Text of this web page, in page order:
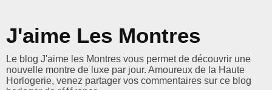
J'aime Les Montres
Le blog J'aime les Montres vous permet de découvrir une
nouvelle montre de luxe par jour. Amoureux de la Haute
Horlogerie, venez partager vos commentaires sur ce blog